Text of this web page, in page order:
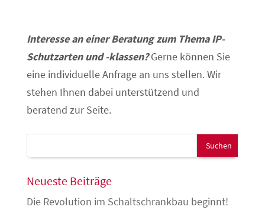
Interesse an einer Beratung zum Thema IP-
Schutzarten und -klassen?Gerne können Sie
eine individuelle Anfrage an uns stellen. Wir
stehen Ihnen dabei unterstützend und
beratend zur Seite.
Neueste Beiträge
Die Revolution im Schaltschrankbau beginnt!